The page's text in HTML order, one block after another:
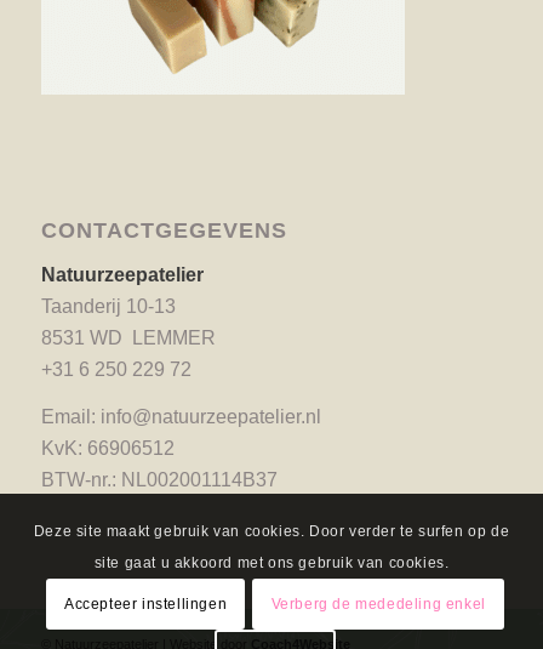
CONTACTGEGEVENS
Natuurzeepatelier
Taanderij 10-13
8531 WD LEMMER
+31 6 250 229 72
Email: info@natuurzeepatelier.nl
KvK: 66906512
BTW-nr.: NL002001114B37
Coach4Website
Deze site maakt gebruik van cookies. Door verder te surfen op de
site gaat u akkoord met ons gebruik van cookies.
Accepteer instellingen Verberg de mededeling enkel